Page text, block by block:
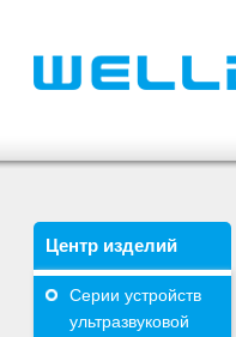
Центр изделий
Серии устройств
ультразвуковой